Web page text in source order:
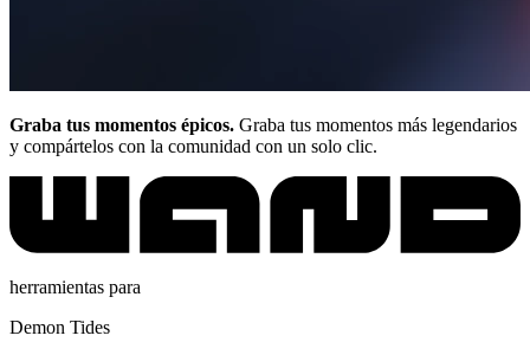
Graba tus momentos épicos. Graba tus momentos más legendarios
y compártelos con la comunidad con un solo clic.
herramientas para
Demon Tides